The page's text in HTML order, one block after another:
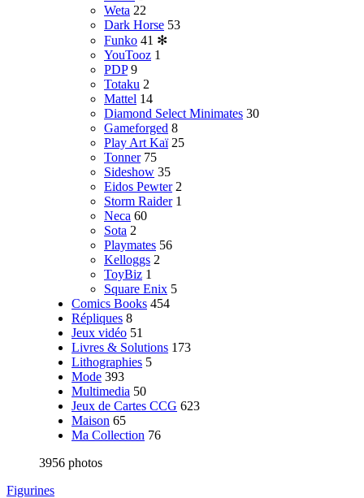
Weta 22
Dark Horse 53
Funko 41 ✻
YouTooz 1
PDP 9
Totaku 2
Mattel 14
Diamond Select Minimates 30
Gameforged 8
Play Art Kaï 25
Tonner 75
Sideshow 35
Eidos Pewter 2
Storm Raider 1
Neca 60
Sota 2
Playmates 56
Kelloggs 2
ToyBiz 1
Square Enix 5
Comics Books 454
Répliques 8
Jeux vidéo 51
Livres & Solutions 173
Lithographies 5
Mode 393
Multimedia 50
Jeux de Cartes CCG 623
Maison 65
Ma Collection 76
3956 photos
Figurines